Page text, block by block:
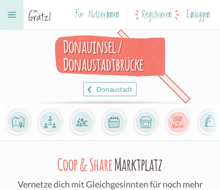
Für NutzerInnen Registrieren Einloggen
Donauinsel /
Donaustadtbrücke
Donaustadt
Coop & ShareMarktplatz
Vernetze dich mit Gleichgesinnten für noch mehr